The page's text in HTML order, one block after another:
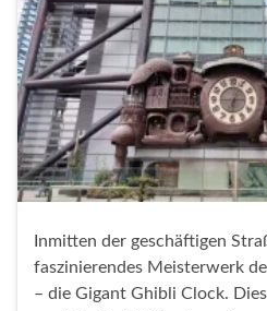
Inmitten der geschäftigen
faszinierendes Meisterwerk
– die Gigant Ghibli Clock.